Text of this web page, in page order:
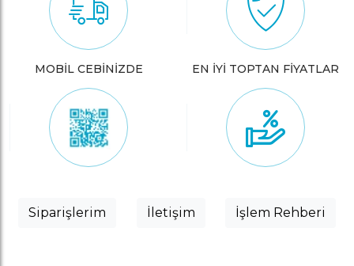
MOBİL CEBİNİZDE EN İYİ TOPTAN FİYATLAR
Siparişlerim İletişim İşlem Rehberi